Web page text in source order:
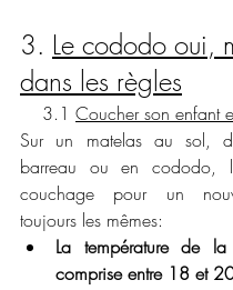
3. Le cododo oui,
dans les règles
    3.1
Coucher son enfant
Sur un matelas au sol,
barreau ou en cododo,
couchage pour un
toujours les mêmes:
La température de
comprise entre 18 et